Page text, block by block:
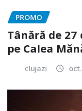
PROMO
Tânără de 27
pe Calea
clujazi